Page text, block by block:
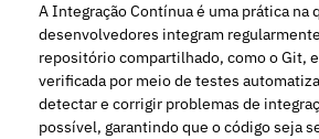
A Integração Contínua é uma prática na
desenvolvedores integram
repositório compartilhado, como o Git,
verificada por meio de testes
detectar e corrigir problemas de
possível, garantindo que o código seja